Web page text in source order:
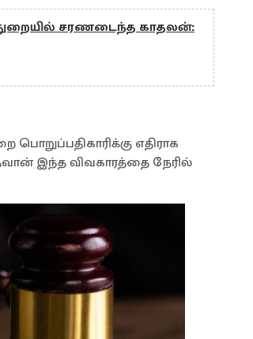
சரணடைந்த காதலன்:
எதிராக
இந்த விவகாரத்தை நேரில்